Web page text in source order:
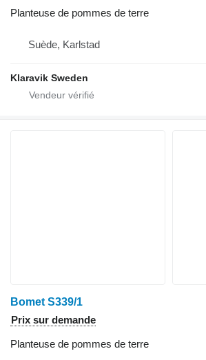
Planteuse de pommes de terre
Suède, Karlstad
Klaravik Sweden
Bomet S339/1
Prix sur demande
Planteuse de pommes de terre